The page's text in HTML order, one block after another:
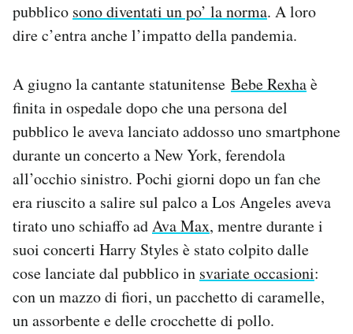
pubblico sono diventati un po’ la norma. A loro
dire c’entra anche l’impatto della pandemia.
A giugno la cantante statunitense Bebe Rexhaè
finita in ospedale dopo che una persona del
pubblico le aveva lanciato addosso uno smartphone
durante un concerto a New York, ferendola
all’occhio sinistro. Pochi giorni dopo un fan che
era riuscito a salire sul palco a Los Angeles aveva
tirato uno schiaffo adAva Max, mentre durante i
suoi concerti Harry Styles è stato colpito dalle
cose lanciate dal pubblico in svariate occasioni:
con un mazzo di fiori, un pacchetto di caramelle,
un assorbente e delle crocchette di pollo.